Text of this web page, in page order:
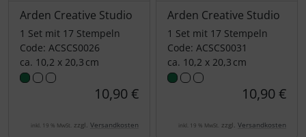
Arden Creative Studio
1 Set mit 17 Stempeln
Code: ACSCS0026
ca. 10,2 x 20,3 cm
10,90 €
inkl. 19 % MwSt. zzgl. Versandkosten
Arden Creative Studio
1 Set mit 17 Stempeln
Code: ACSCS0031
ca. 10,2 x 20,3 cm
10,90 €
inkl. 19 % MwSt. zzgl. Versandkosten